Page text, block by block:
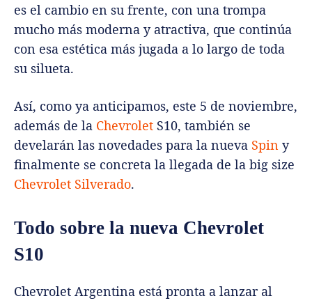
es el cambio en su frente, con una trompa
mucho más moderna y atractiva, que continúa
con esa estética más jugada a lo largo de toda
su silueta.
Así, como ya anticipamos, este 5 de noviembre,
además de la Chevrolet S10, también se
develarán las novedades para la nueva Spin y
finalmente se concreta la llegada de la big size
Chevrolet Silverado.
Todo sobre la nueva Chevrolet
S10
Chevrolet Argentina está pronta a lanzar al